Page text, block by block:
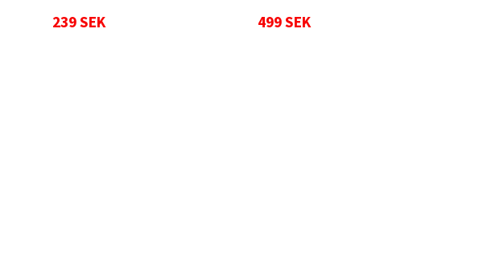
239 SEK 499 SEK